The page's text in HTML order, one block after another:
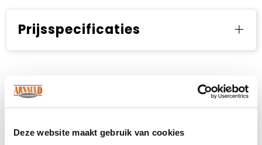
Deze website maakt gebruik van cookies
Prijsspecificaties